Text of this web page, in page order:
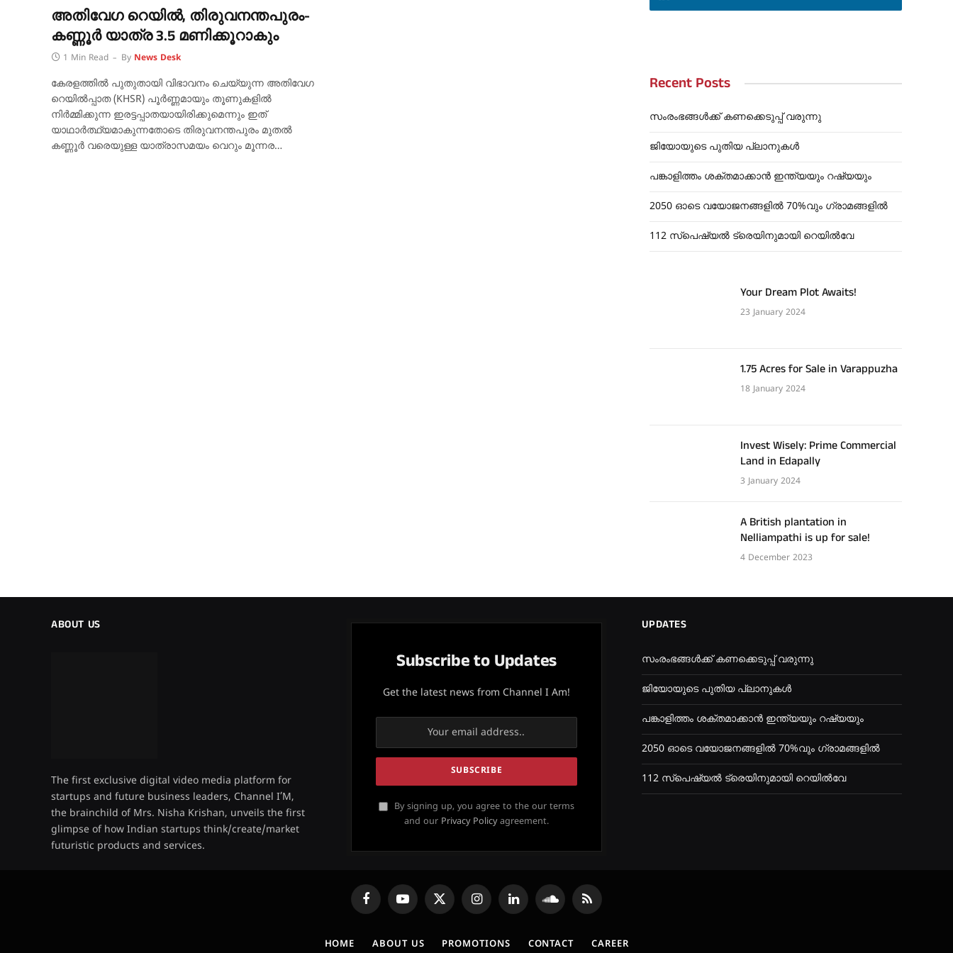
അതിവേഗ റെയിൽ, തിരുവനന്തപുരം-
കണ്ണൂർ യാത്ര 3.5 മണിക്കൂറാകും
1 Min Read By News Desk
കേരളത്തിൽ പുതുതായി വിഭാവനം ചെയ്യുന്ന അതിവേഗ
റെയിൽപ്പാത (KHSR) പൂർണ്ണമായും തൂണുകളിൽ
നിർമ്മിക്കുന്ന ഇരട്ടപ്പാതയായിരിക്കുമെന്നും ഇത്
യാഥാർത്ഥ്യമാകുന്നതോടെ തിരുവനന്തപുരം മുതൽ
കണ്ണൂർ വരെയുള്ള യാത്രാസമയം വെറും മൂന്നര…
Recent Posts
സംരംഭങ്ങൾക്ക് കണക്കെടുപ്പ് വരുന്നു
ജിയോയുടെ പുതിയ പ്ലാനുകൾ
പങ്കാളിത്തം ശക്തമാക്കാൻ ഇന്ത്യയും റഷ്യയും
2050 ഓടെ വയോജനങ്ങളിൽ 70%വും ഗ്രാമങ്ങളിൽ
112 സ്പെഷ്യൽ ട്രെയിനുമായി റെയിൽവേ
Your Dream Plot Awaits!
23 January 2024
1.75 Acres for Sale in Varappuzha
18 January 2024
Invest Wisely: Prime Commercial
Land in Edapally
3 January 2024
A British plantation in
Nelliampathi is up for sale!
4 December 2023
ABOUT US
The first exclusive digital video media platform for
startups and future business leaders, Channel I’M,
the brainchild of Mrs. Nisha Krishan, unveils the first
glimpse of how Indian startups think/create/market
futuristic products and services.
Subscribe to Updates
Get the latest news from Channel I Am!
By signing up, you agree to the our terms
and our Privacy Policyagreement.
UPDATES
സംരംഭങ്ങൾക്ക് കണക്കെടുപ്പ് വരുന്നു
ജിയോയുടെ പുതിയ പ്ലാനുകൾ
പങ്കാളിത്തം ശക്തമാക്കാൻ ഇന്ത്യയും റഷ്യയും
2050 ഓടെ വയോജനങ്ങളിൽ 70%വും ഗ്രാമങ്ങളിൽ
112 സ്പെഷ്യൽ ട്രെയിനുമായി റെയിൽവേ
FacebookYouTubeX
(Twitter)
InstagramLinkedInSoundCloud
RSS
HOME ABOUT US PROMOTIONS CONTACT CAREER